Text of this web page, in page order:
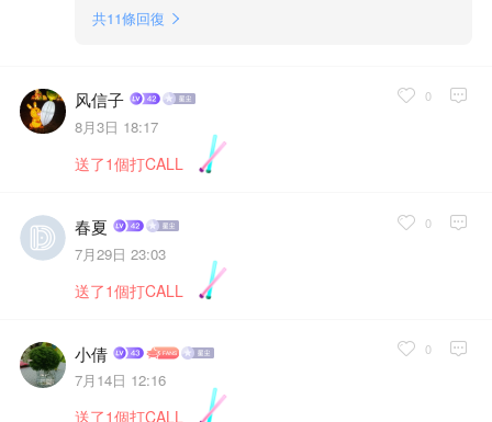
共11條回復
风信子
8月3日 18:17
0
送了1個打CALL
春夏
7月29日 23:03
0
送了1個打CALL
小倩
7月14日 12:16
0
送了1個打CALL